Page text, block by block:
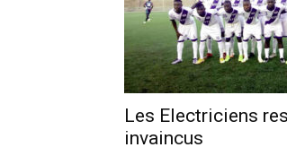
Les Electriciens
invaincus